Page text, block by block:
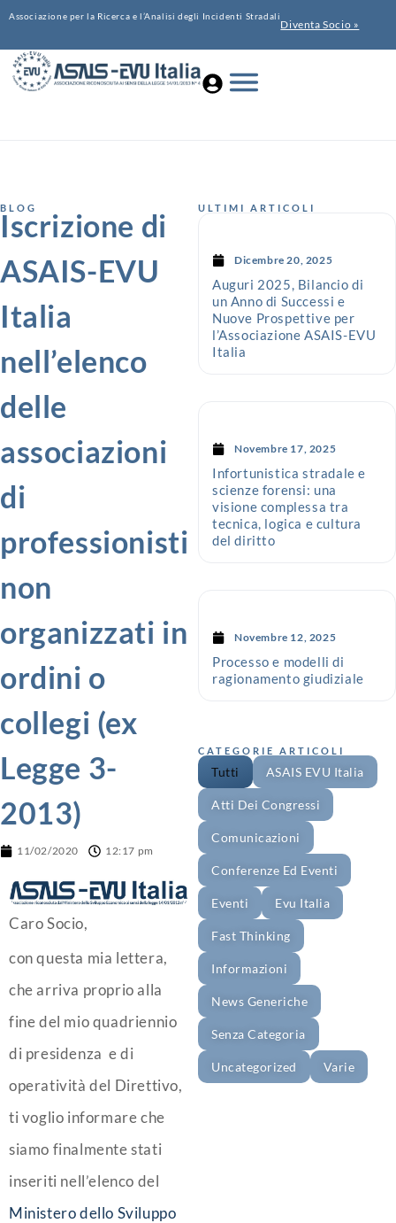
Associazione per la Ricerca e l’Analisi degli Incidenti Stradali
Diventa Socio »
BLOG
Iscrizione di
ASAIS-EVU
Italia
nell’elenco
delle
associazioni
di
professionisti
non
organizzati in
ordini o
collegi (ex
Legge 3-
2013)
11/02/2020 12:17 pm
Caro Socio,
con questa mia lettera,
che arriva proprio alla
fine del mio quadriennio
di presidenza e di
operatività del Direttivo,
ti voglio informare che
siamo finalmente stati
inseriti nell’elenco del
Ministero dello Sviluppo
ULTIMI ARTICOLI
Dicembre 20, 2025
Auguri 2025, Bilancio di
un Anno di Successi e
Nuove Prospettive per
l’Associazione ASAIS-EVU
Italia
Novembre 17, 2025
Infortunistica stradale e
scienze forensi: una
visione complessa tra
tecnica, logica e cultura
del diritto
Novembre 12, 2025
Processo e modelli di
ragionamento giudiziale
CATEGORIE ARTICOLI
ASAIS EVU Italia
Atti Dei Congressi
Comunicazioni
Conferenze Ed Eventi
Eventi Evu Italia
Fast Thinking
Informazioni
News Generiche
Senza Categoria
Uncategorized Varie
Tutti